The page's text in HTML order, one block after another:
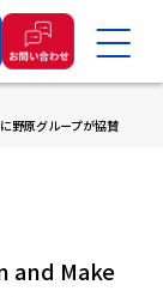
野原グループが協賛
and Make